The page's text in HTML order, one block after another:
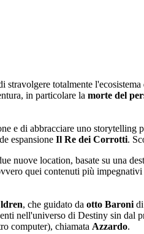
stravolgere totalmente
in particolare la morte del
e di abbracciare uno
espansione Il Re dei Corrotti.
nuove location, basate su una
quei contenuti più
, che guidato da otto Baroni
nell'universo di Destiny sin dal
computer), chiamata Azzardo.